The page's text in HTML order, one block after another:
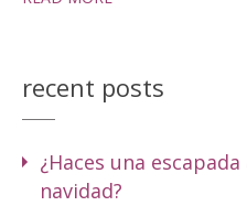
recent posts
¿Haces una
navidad?